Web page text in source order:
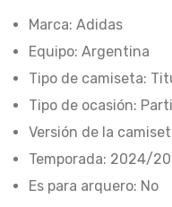
Marca: Adidas
Equipo: Argentina
Tipo de camiseta:
Tipo de ocasión:
Versión de la
Temporada: 2024/
Es para arquero: No